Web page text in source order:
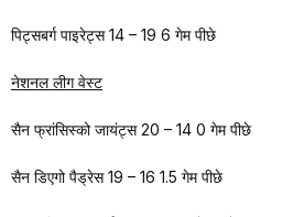
पिट्सबर्ग पाइरेट्स 14 – 19 6 गेम पीछे
नेशनल लीग वेस्ट
सैन फ्रांसिस्को जायंट्स 20 – 14 0 गेम पीछे
सैन डिएगो पैड्रेस 19 – 16 1.5 गेम पीछे